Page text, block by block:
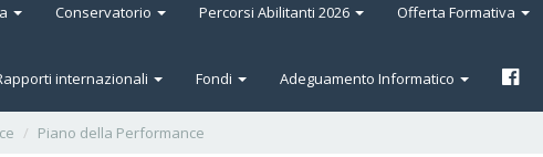
Conservatorio Percorsi Abilitanti 2026 Offerta Formativa
internazionali Fondi Adeguamento Informatico
Piano della Performance